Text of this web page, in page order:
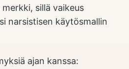
sillä vaikeus
narsistisen käytösmallin
ajan kanssa: